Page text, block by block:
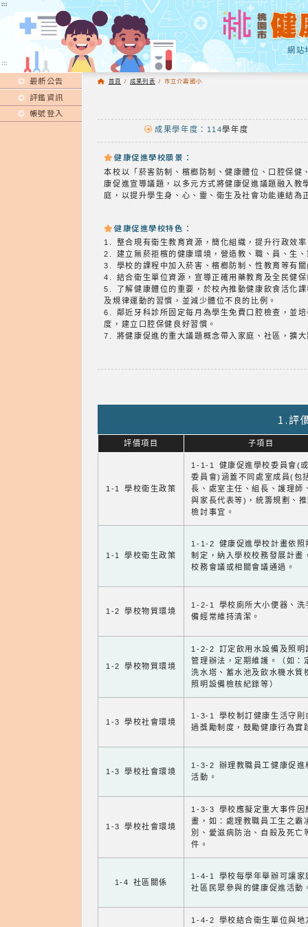
:::
網站
:::
最新公告
評鑑資訊
帳號登入
首頁 / 成果列表 / 市立介壽國小
成果學年度：114學年度
健康促進學校願景：
本校以「菸害防制、檳榔防制、健康體位、口腔保
康促進宣導議題，以多元方式將健康促進議題融入
庭，以提升學生身、心、靈、衛生及社會功能連結為
健康促進學校特色：
1. 整合現有衛生教育資源，簡化組織，提升行政效率
2. 建立無菸拒檳的健康環境，營造教、職、員、生
3. 學校的課程中加入菸害、檳榔防制、性教育等有
4. 結合衛生單位資源，宣導正確用藥教育及全民健
5. 了解健康體位的重要，於校內推動健康飲食活化
及規律運動的習慣，並減少體位不良的比例。
6. 鄰近牙科診所固定每月為學生免費口腔檢查，並
度，建立口腔保健良好習慣。
7. 將健康促進的重大議題概念帶入家庭、社區，擴
1.評
評價項目 子項目
1-1 學校衛生政策
1-1-1 健康促進學校委員會(
委員會)涵蓋不同處室成員(包
長、處室主任、組長、護理師
與家長代表等)，統籌規劃、
檢討事宜。
1-1 學校衛生政策
1-1-2 健康促進學校計畫依照
制定，納入學校校務發展計畫
校務會議或相關會議通過。
1-2 學校物質環境
1-2-1 學校廁所大小便器、洗
備經常維持清潔。
1-2 學校物質環境
1-2-2 訂定飲用水設備及照明
管理辦法，定期維護。（如：
洗水塔、蓄水池及飲水機水質
照明設備檢核紀錄等）
1-3 學校社會環境
1-3-1 學校制訂健康生活守則
過獎勵制度，鼓勵健康行為實
1-3 學校社會環境
1-3-2 辦理教職員工健康促進
活動。
1-3 學校社會環境
1-3-3 學校應擬定重大事件因
畫，如：處理教職員工生之霸
別、愛滋病防治、自殺及死亡
件。
1-4 社區關係
1-4-1 學校每學年舉辦可讓家
社區民眾參與的健康促進活動
1-4-2 學校結合衛生單位與地
:::